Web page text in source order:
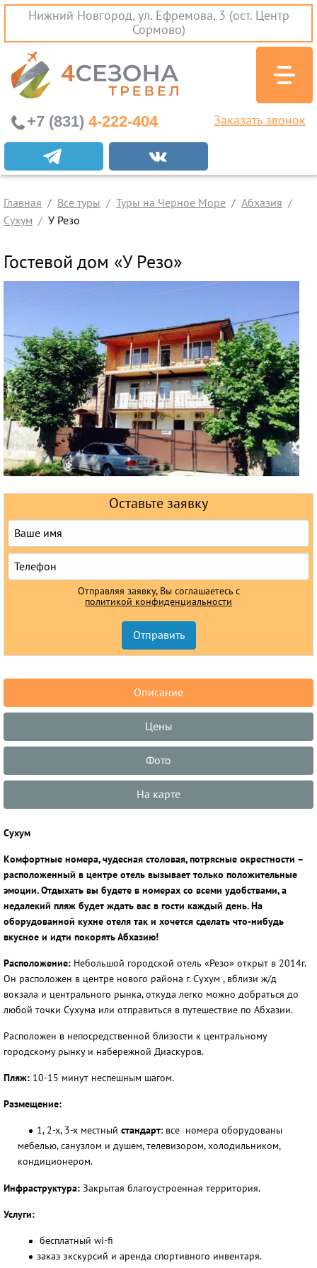
Нижний Новгород, ул. Ефремова, 3 (ост. Центр
Сормово)
Экскурсионные туры
Заграничные экскурсии
Туры на Черное Море
Краснодарский Край
Крым
Горящие туры
Раннее бронирование
Железнодорожные туры
Круизы
+7 (831) 4-222-404 Заказать звонок
Главная Все туры Туры на Черное Море
Абхазия
Сухум
У Резо
Гостевой дом «У Резо»
Оставьте заявку
Отправляя заявку, Вы соглашаетесь с
политикой конфиденциальности
Описание
Цены
Фото
На карте
Сухум
Комфортные номера, чудесная столовая, потрясные окрестности –
расположенный в центре отель вызывает только положительные
эмоции. Отдыхать вы будете в номерах со всеми удобствами, а
недалекий пляж будет ждать вас в гости каждый день. На
оборудованной кухне отеля так и хочется сделать что-нибудь
вкусное и идти покорять Абхазию!
Расположение: Небольшой городской отель «Резо» открыт в 2014г.
Он расположен в центре нового района г. Сухум , вблизи ж/д
вокзала и центрального рынка, откуда легко можно добраться до
любой точки Сухума или отправиться в путешествие по Абхазии.
Расположен в непосредственной близости к центральному
городскому рынку и набережной Диаскуров.
Пляж: 10-15 минут неспешным шагом.
Размещение:
1, 2-х, 3-х местный стандарт: все номера оборудованы
мебелью, санузлом и душем, телевизором, холодильником,
кондиционером.
Инфраструктура: Закрытая благоустроенная территория.
Услуги:
бесплатный wi-fi
заказ экскурсий и аренда спортивного инвентаря.